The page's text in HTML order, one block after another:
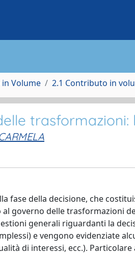
Volume 2.1 Contributo in
trasformazioni:
fase della decisione, che
governo delle trasformazioni
generali riguardanti la
e vengono evidenziate
di interessi, ecc.).